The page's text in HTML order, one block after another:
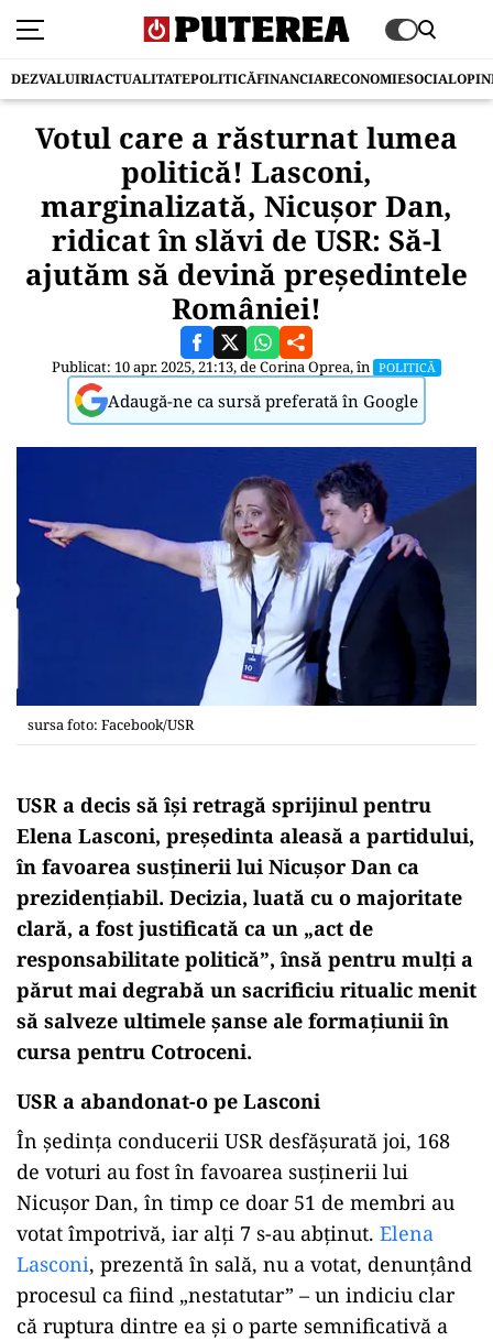
DEZVALUIRIACTUALITATEPOLITICĂFINANCIARECONOMIESOCIAL
Votul care a răsturnat lumea
politică! Lasconi,
marginalizată, Nicușor Dan,
ridicat în slăvi de USR: Să-l
ajutăm să devină președintele
României!
Publicat: 10 apr. 2025, 21:13, deCorina Oprea, în POLITICĂ
Adaugă-ne ca sursă preferată în Google
sursa foto: Facebook/USR
USR a decis să își retragă sprijinul pentru
Elena Lasconi, președinta aleasă a partidului,
în favoarea susținerii lui Nicușor Dan ca
prezidențiabil. Decizia, luată cu o majoritate
clară, a fost justificată ca un „act de
responsabilitate politică”, însă pentru mulți a
părut mai degrabă un sacrificiu ritualic menit
să salveze ultimele șanse ale formațiunii în
cursa pentru Cotroceni.
USR a abandonat-o pe Lasconi
În ședința conducerii USR desfășurată joi, 168
de voturi au fost în favoarea susținerii lui
Nicușor Dan, în timp ce doar 51 de membri au
votat împotrivă, iar alți 7 s-au abținut. Elena
Lasconi, prezentă în sală, nu a votat, denunțând
procesul ca fiind „nestatutar” – un indiciu clar
că ruptura dintre ea și o parte semnificativă a